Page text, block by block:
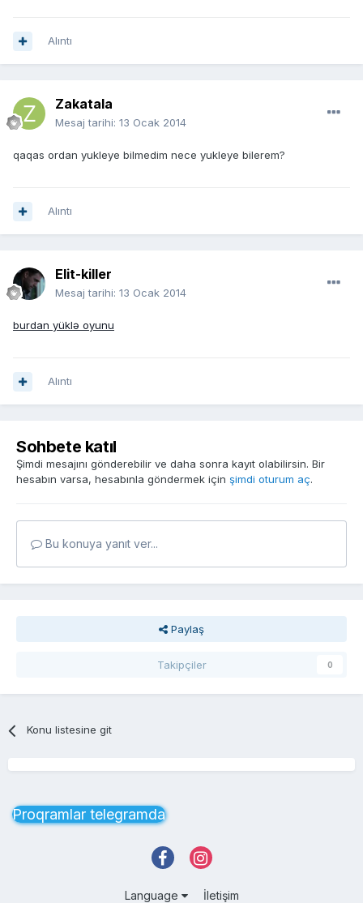
Alıntı
Zakatala
Mesaj tarihi: 13 Ocak 2014
qaqas ordan yukleye bilmedim nece yukleye bilerem?
Alıntı
Elit-killer
Mesaj tarihi: 13 Ocak 2014
burdan yüklə oyunu
Alıntı
Sohbete katıl
Şimdi mesajını gönderebilir ve daha sonra kayıt olabilirsin. Bir
hesabın varsa, hesabınla göndermek için şimdi oturum aç.
Bu konuya yanıt ver...
Paylaş
Takipçiler 0
Konu listesine git
Proqramlar telegramda
Language İletişim